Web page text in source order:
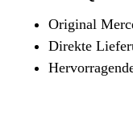
Original
Direkte